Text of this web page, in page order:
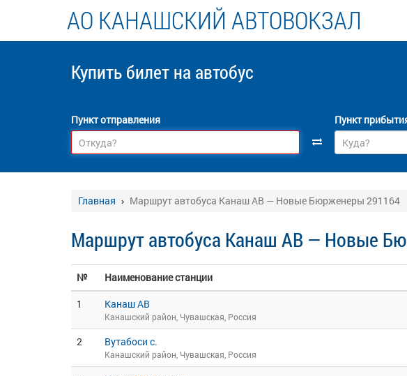
АО КАНАШСКИЙ АВТОВОКЗАЛ
Купить билет на автобус
Пункт отправления Пункт
Главная Маршрут автобуса Канаш АВ — Новые Бюрженеры 291164
Маршрут автобуса Канаш АВ — Новые
№ Наименование станции
1
Канаш АВ
Канашский район, Чувашская, Россия
2 Вутабоси с.
Канашский район, Чувашская, Россия